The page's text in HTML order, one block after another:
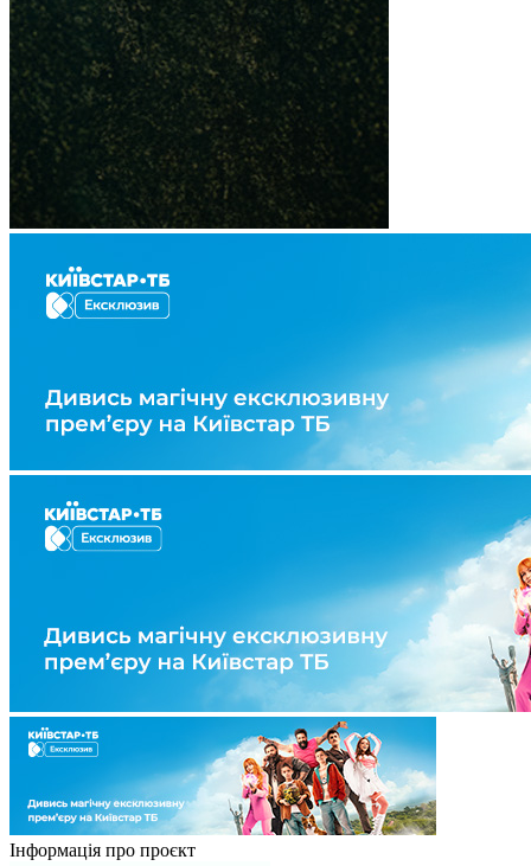
Інформація про проєкт